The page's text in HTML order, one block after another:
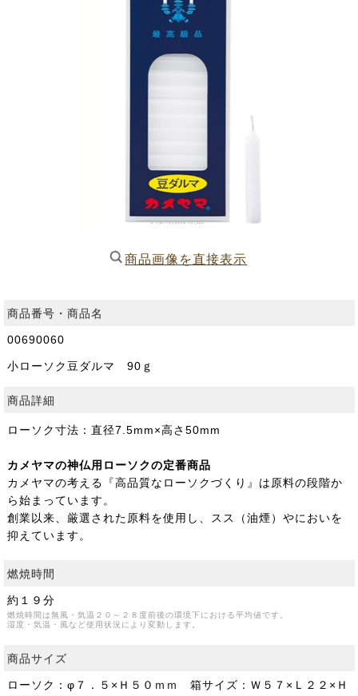
商品画像を直接表示
商品番号・商品名
00690060
小ローソク豆ダルマ 90ｇ
商品詳細
ローソク寸法：直径7.5mm×高さ50mm
カメヤマの神仏用ローソクの定番商品
カメヤマの考える『高品質なローソクづくり』は原料の段階か
ら始まっています。
創業以来、厳選された原料を使用し、スス（油煙）やにおいを
抑えています。
燃焼時間
約１９分
燃焼時間は無風・気温２０～２８度前後の環境下における平均値です。
湿度・気温・風など使用状況により変動します。
商品サイズ
ローソク：φ７．５×Ｈ５０ｍｍ 箱サイズ：Ｗ５７×Ｌ２２×Ｈ